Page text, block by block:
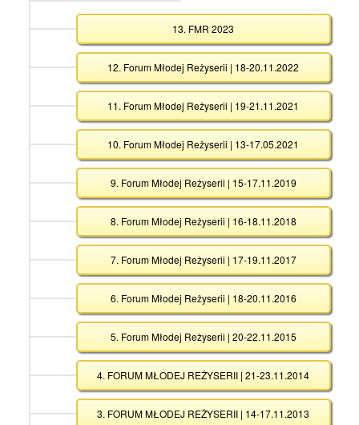
13. FMR 2023
12. Forum Młodej Reżyserii | 18-20.11.2022
11. Forum Młodej Reżyserii | 19-21.11.2021
10. Forum Młodej Reżyserii | 13-17.05.2021
9. Forum Młodej Reżyserii | 15-17.11.2019
8. Forum Młodej Reżyserii | 16-18.11.2018
7. Forum Młodej Reżyserii | 17-19.11.2017
6. Forum Młodej Reżyserii | 18-20.11.2016
5. Forum Młodej Reżyserii | 20-22.11.2015
4. FORUM MŁODEJ REŻYSERII | 21-23.11.2014
3. FORUM MŁODEJ REŻYSERII | 14-17.11.2013